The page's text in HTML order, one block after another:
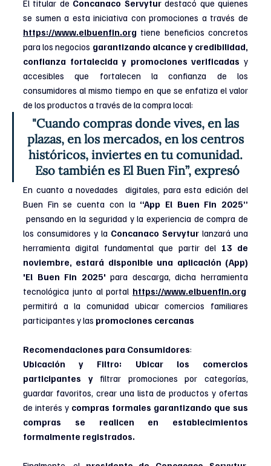
El titular de Concanaco Servytur destacó que quienes
https://www.elbuenfin.org tiene beneficios concretos
para los negocios garantizando alcance y credibilidad,
confianza fortalecida y promociones verificadas y
accesibles que fortalecen la confianza de los
consumidores al mismo tiempo en que se enfatiza el valor
de los productos a través de la compra local:
"Cuando compras donde vives, en las
plazas, en los mercados, en los centros
históricos, inviertes en tu comunidad.
Eso también es El Buen Fin”, expresó
En cuanto a novedades  digitales, para esta edición del
Buen Fin se cuenta con la “App El Buen Fin 2025”
pensando en la seguridad y la experiencia de compra de
los consumidores y la Concanaco Servytur lanzará una
herramienta digital fundamental que partir del 13 de
noviembre, estará disponible una aplicación (App)
'El Buen Fin 2025' para descarga, dicha herramienta
tecnológica junto al portal https://www.elbuenfin.org
permitirá a la comunidad ubicar comercios familiares
participantes y las promociones cercanas
Recomendaciones para Consumidores:
Ubicación y Filtro: Ubicar los comercios
participantes y filtrar promociones por categorías,
guardar favoritos, crear una lista de productos y ofertas
de interés y compras formales garantizando que sus
compras se realicen en establecimientos
formalmente registrados.